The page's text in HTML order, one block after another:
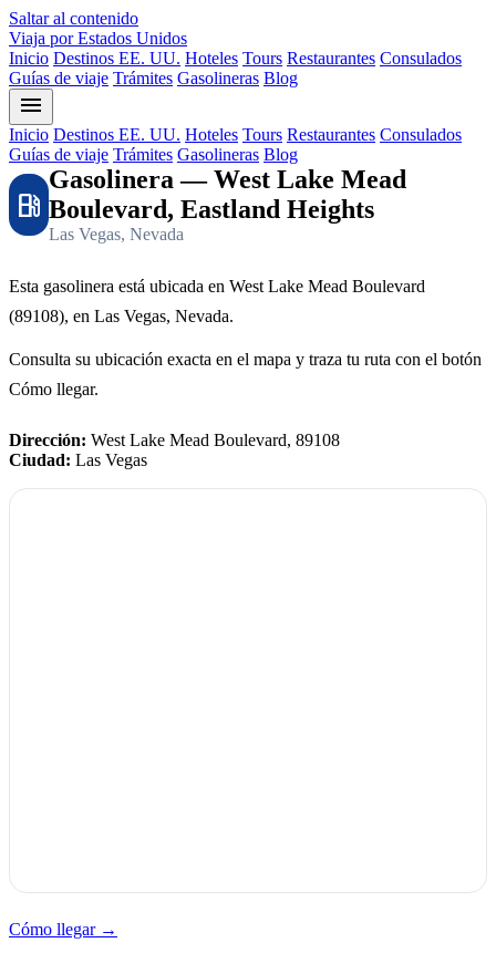
Saltar al contenido
Viaja por Estados Unidos
Inicio Destinos EE. UU. Hoteles Tours Restaurantes Consulados
Guías de viaje Trámites Gasolineras Blog
menu
Inicio Destinos EE. UU. Hoteles Tours Restaurantes Consulados
Guías de viaje Trámites Gasolineras Blog
local_gas_station
Gasolinera — West Lake Mead
Boulevard, Eastland Heights
Las Vegas, Nevada
Esta gasolinera está ubicada en West Lake Mead Boulevard
(89108), en Las Vegas, Nevada.
Consulta su ubicación exacta en el mapa y traza tu ruta con el botón
Cómo llegar.
Dirección: West Lake Mead Boulevard, 89108
Ciudad: Las Vegas
Cómo llegar →